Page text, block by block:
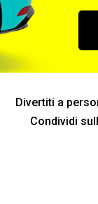
Divertiti a
Condividi